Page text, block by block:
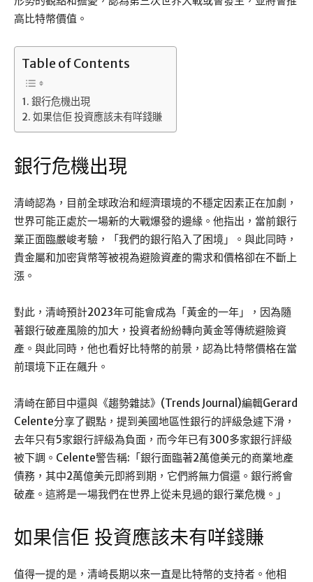
高比特幣價值。
Table of Contents
銀行危機出現
如果信佢 投資應該未有咩錢賺
銀行危機出現
清崎認為，目前全球政治和經濟環境的不穩定因素正在加劇，
世界可能正處於一場新的大戰爆發的邊緣。他指出，當前銀行
業正面臨嚴峻考驗，「我們的銀行陷入了困境」。與此同時，
貴金屬和加密貨幣等被視為避險資產的需求和價格卻在不斷上
漲。
對此，清崎預計2023年可能會成為「黃金的一年」，因為隨
著銀行破產風險的加大，投資者紛紛轉向黃金等傳統避險資
產。與此同時，他也看好比特幣的前景，認為比特幣價格在當
前環境下正在飆升。
清崎在節目中還與《趨勢雜誌》(Trends Journal)編輯Gerard
Celente分享了觀點，提到美國地區性銀行的評級急遽下滑，
去年只有5家銀行評級為負面，而今年已有300多家銀行評級
被下調。Celente警告稱:「銀行面臨著2萬億美元的商業地產
債務，其中2萬億美元即將到期，它們將無力償還。銀行將會
破產。這將是一場我們在世界上從未見過的銀行業危機。」
如果信佢 投資應該未有咩錢賺
值得一提的是，清崎長期以來一直是比特幣的支持者。他相